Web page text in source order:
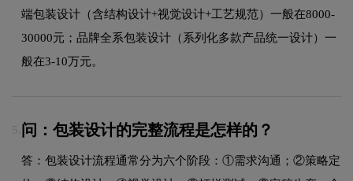
端包装设计（含结构设计+视觉设计+工艺规范）一般在8000-
30000元；品牌全系包装设计（系列化多款产品统一设计）一
般在3-10万元。
5. 问：包装设计的完整流程是怎样的？
答：包装设计流程通常分为六个阶段：①需求沟通；②策略定